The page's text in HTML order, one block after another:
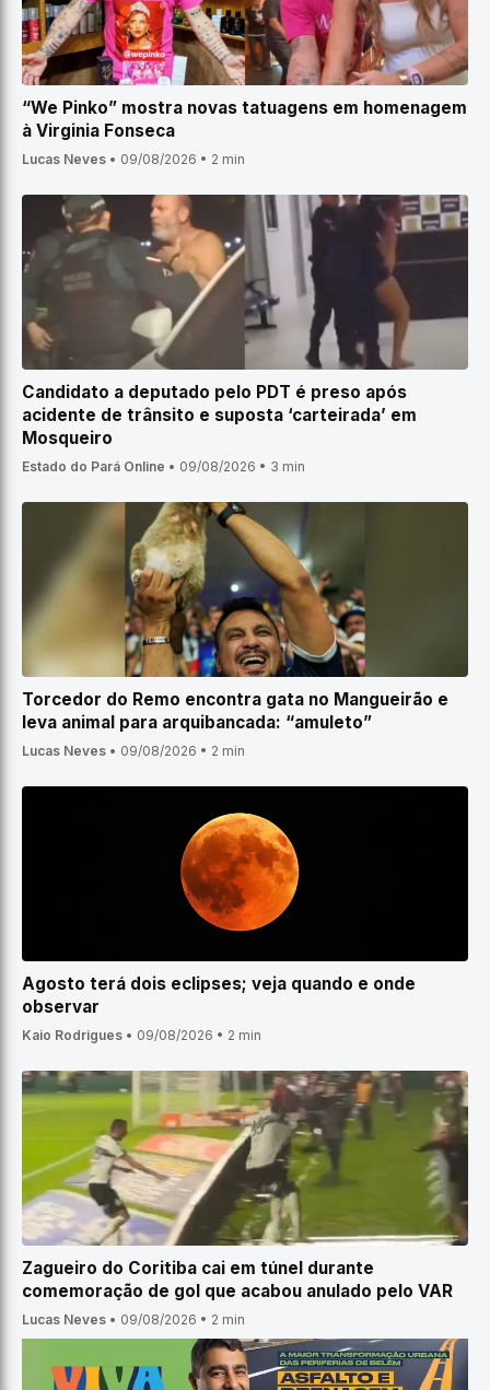
“We Pinko” mostra novas tatuagens em homenagem
à Virginia Fonseca
Lucas Neves • 09/08/2026 • 2 min
Candidato a deputado pelo PDT é preso após
acidente de trânsito e suposta ‘carteirada’ em
Mosqueiro
Estado do Pará Online • 09/08/2026 • 3 min
Torcedor do Remo encontra gata no Mangueirão e
leva animal para arquibancada: “amuleto”
Lucas Neves • 09/08/2026 • 2 min
Agosto terá dois eclipses; veja quando e onde
observar
Kaio Rodrigues • 09/08/2026 • 2 min
Zagueiro do Coritiba cai em túnel durante
comemoração de gol que acabou anulado pelo VAR
Lucas Neves • 09/08/2026 • 2 min